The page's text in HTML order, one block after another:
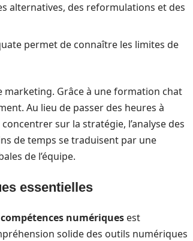
alternatives, des reformulations et des
permet de connaître les limites de
marketing. Grâce à une formation chat
Au lieu de passer des heures à
sur la stratégie, l’analyse des
de temps se traduisent par une
de l’équipe.
essentielles
compétences numériques est
solide des outils numériques